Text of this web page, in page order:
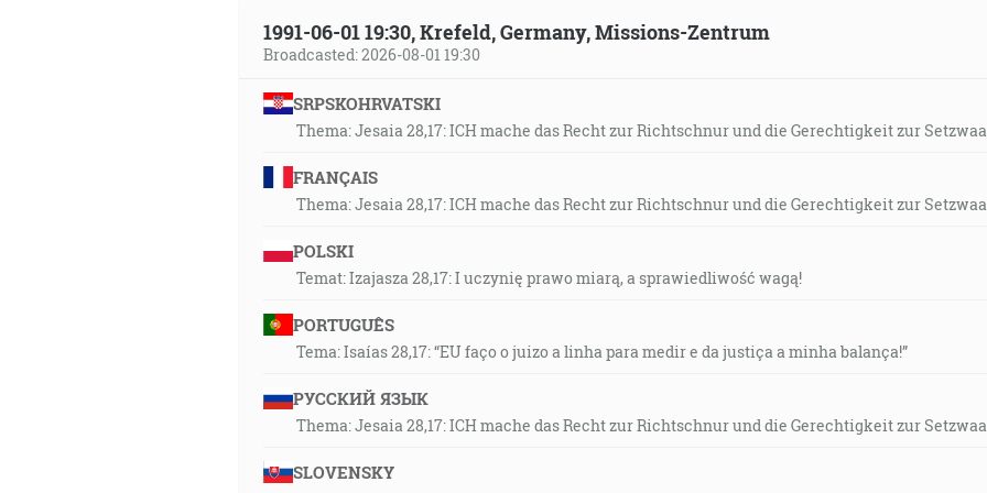
37:38
A videl som čosi jako sklené more, smiešané s ohňom, a tých, ktorí zvíťazili nad šelmou
pieseň Baránkovu a hovorili: Veľké a prepodivné sú tvoje skutky, Pane, všemohúci
cesty, ó, Kráľu svätých! [Zj 15:2-3]
38:04
Anjel Hospodinov táborí vôkol tých, ktorí sa ho boja, a vytrhuje ich. [Ž 34:8]
39:06
Vtedy bol Ježiš zavedený hore na púšť od Ducha, aby bol pokúšaný od diabla. [Mt 4:1]
aby smieril hriechy ľudu. [Žd 2:17]
Kde kto odsúdi? Kristus Ježiš je, ktorý zomrel, a viacej, ktorý aj vstal z mŕtvych, ktorý aj
1991-06-01 19:30, Krefeld, Germany, Missions-Zentrum
Broadcasted: 2026-08-01 19:30
SRPSKOHRVATSKI
Thema: Jesaia 28,17: ICH mache das Recht zur Richtschnur und die Gerechtigkeit zur
FRANÇAIS
Thema: Jesaia 28,17: ICH mache das Recht zur Richtschnur und die Gerechtigkeit zur
POLSKI
Temat: Izajasza 28,17: I uczynię prawo miarą, a sprawiedliwość wagą!
PORTUGUÊS
Tema: Isaías 28,17: “EU faço o juizo a linha para medir e da justiça a minha balança!”
РУССКИЙ ЯЗЫК
Thema: Jesaia 28,17: ICH mache das Recht zur Richtschnur und die Gerechtigkeit zur
SLOVENSKY